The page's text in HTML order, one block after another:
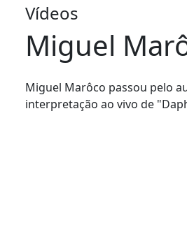
Vídeos
Miguel
Miguel Marôco passou pelo
interpretação ao vivo de